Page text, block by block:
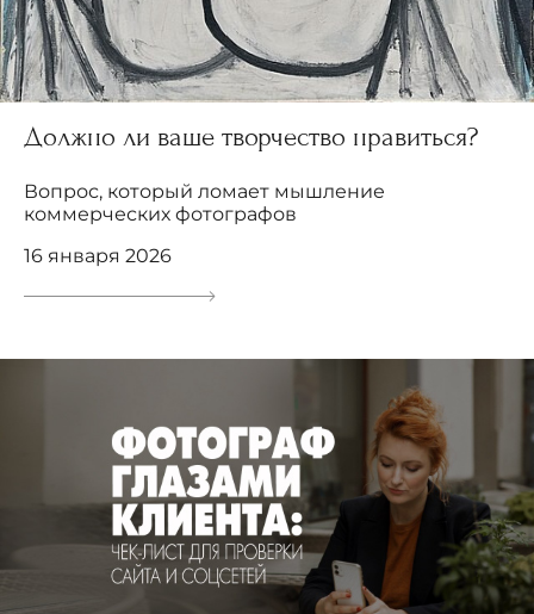
Должно ли ваше творчество нравиться?
Вопрос, который ломает мышление
коммерческих фотографов
16 января 2026